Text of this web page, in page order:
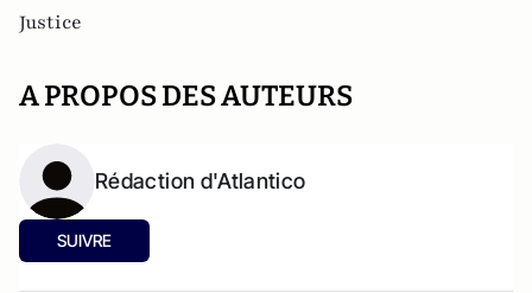
Justice
A PROPOS DES AUTEURS
Rédaction d'Atlantico
SUIVRE